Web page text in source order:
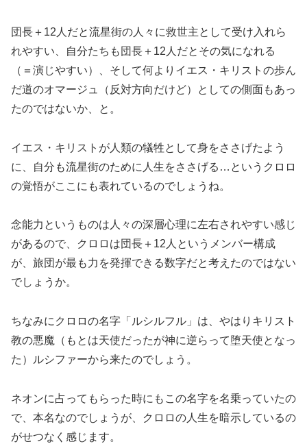
団長＋12人だと流星街の人々に救世主として受け入れら
れやすい、自分たちも団長＋12人だとその気になれる
（＝演じやすい）、そして何よりイエス・キリストの歩ん
だ道のオマージュ（反対方向だけど）としての側面もあっ
たのではないか、と。
イエス・キリストが人類の犠牲として身をささげたよう
に、自分も流星街のために人生をささげる…というクロロ
の覚悟がここにも表れているのでしょうね。
念能力というものは人々の深層心理に左右されやすい感じ
があるので、クロロは団長＋12人というメンバー構成
が、旅団が最も力を発揮できる数字だと考えたのではない
でしょうか。
ちなみにクロロの名字「ルシルフル」は、やはりキリスト
教の悪魔（もとは天使だったが神に逆らって堕天使となっ
た）ルシファーから来たのでしょう。
ネオンに占ってもらった時にもこの名字を名乗っていたの
で、本名なのでしょうが、クロロの人生を暗示しているの
がせつなく感じます。